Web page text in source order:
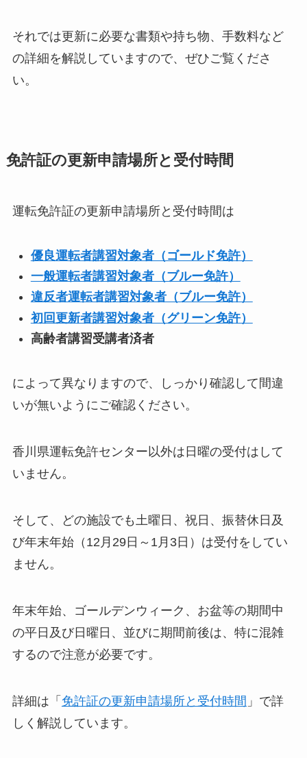
それでは更新に必要な書類や持ち物、手数料など
の詳細を解説していますので、ぜひご覧くださ
い。
免許証の更新申請場所と受付時間
運転免許証の更新申請場所と受付時間は
優良運転者講習対象者（ゴールド免許）
一般運転者講習対象者（ブルー免許）
違反者運転者講習対象者（ブルー免許）
初回更新者講習対象者（グリーン免許）
高齢者講習受講者済者
によって異なりますので、しっかり確認して間違
いが無いようにご確認ください。
香川県運転免許センター以外は日曜の受付はして
いません。
そして、どの施設でも土曜日、祝日、振替休日及
び年末年始（12月29日～1月3日）は受付をしてい
ません。
年末年始、ゴールデンウィーク、お盆等の期間中
の平日及び日曜日、並びに期間前後は、特に混雑
するので注意が必要です。
詳細は「 免許証の更新申請場所と受付時間 」で詳
しく解説しています。